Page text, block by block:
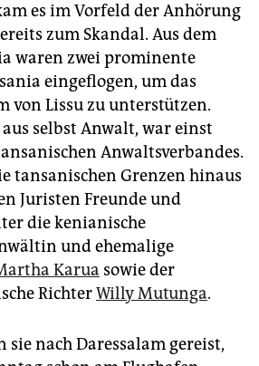
es im Vorfeld der Anhörung
zum Skandal. Aus dem
waren zwei prominente
eingeflogen, um das
von Lissu zu unterstützen.
selbst Anwalt, war einst
Anwaltsverbandes.
tansanischen Grenzen hinaus
Juristen Freunde und
die kenianische
und ehemalige
Karua sowie der
RichterWilly Mutunga.
sie nach Daressalam gereist,